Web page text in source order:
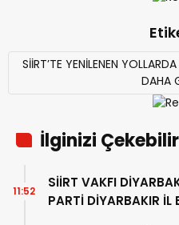
SİİRT’TE YENİLENEN
DAHA
İlginizi Çekebilir
SİİRT VAKFI
PARTİ DİYARBAKIR İL
11:52